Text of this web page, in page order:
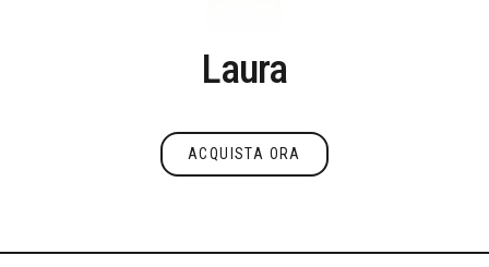
Laura
Acquista ora
ACQUISTA ORA